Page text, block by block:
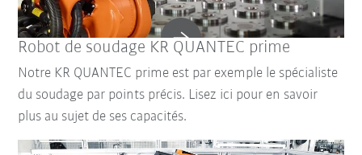
Robot de soudage KR QUANTEC prime
Notre KR QUANTEC prime est par exemple le spécialiste
du soudage par points précis. Lisez ici pour en savoir
plus au sujet de ses capacités.